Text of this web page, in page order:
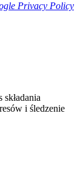
Privacy Policy
i śledzenie